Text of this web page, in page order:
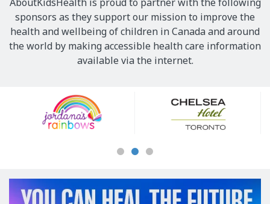
sponsors as they support our mission to improve the
health and wellbeing of children in Canada and around
the world by making accessible health care information
available via the internet.
Sponsors